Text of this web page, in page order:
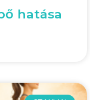
hatása